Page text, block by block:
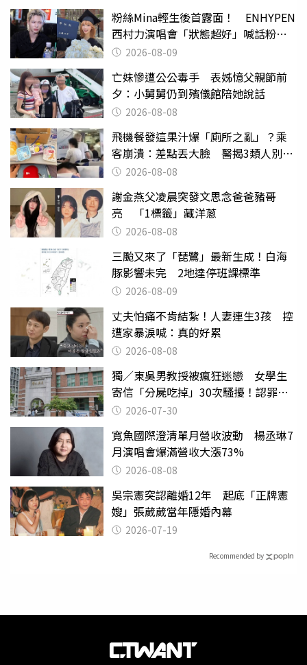
粉絲Mina輕生後首露面！ ENHYPEN
西村力演唱會「狀態超好」喊話粉
絲：我們心意相通
2026-08-09
亡妹慘遭公公毒手 表姊憶父親節前
夕：小舅舅仍到殯儀館陪她說話
2026-08-08
飛機餐發這果汁爆「廁所之亂」？乘
客崩潰：差點丟大臉 醫揭3類人別亂
喝 2026-08-08
謝金燕父凌晨突發文思念爸爸豬哥
亮 「1標籤」藏洋蔥
2026-08-08
三颱又來了「琵鷺」最新生成！白海
豚影響未完 2地達停班課標準
2026-08-09
丈夫怕痛不肯結紮！人妻連生3孩 控
遭家暴淚喊：真的好累
2026-08-08
獨／東吳男教授被瘋狂迷戀 女學生
寄信「分屍吃掉」30次騷擾！認罪免
關 2026-07-30
寬魚國際澄清單月營收波動 楊丞琳7
月演唱會爆滿營收大漲73%
2026-08-08
吳宗憲突認離婚12年 起底「正牌憲
嫂」張葳葳當年隱婚內幕
2026-07-19
Recommended by